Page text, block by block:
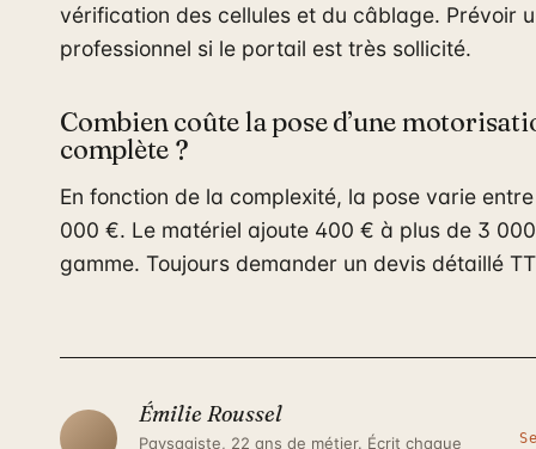
vérification des cellules et du câblage. Prévoir
professionnel si le portail est très sollicité.
Combien coûte la pose d’une
complète ?
En fonction de la complexité, la pose varie
000 €. Le matériel ajoute 400 € à plus de 3
gamme. Toujours demander un devis détaillé
Émilie Roussel
Paysagiste, 22 ans de métier. Écrit chaque